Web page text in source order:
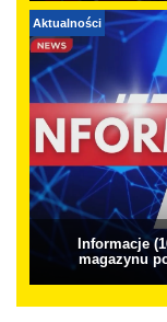
Aktualności
Informacje
magazynu